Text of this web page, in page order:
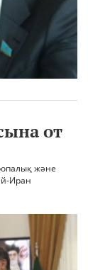
от
және
Иран